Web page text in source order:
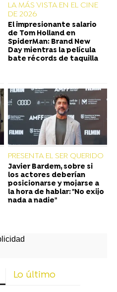
LA MÁS VISTA EN EL CINE
DE 2026
El impresionante salario
de Tom Holland en
SpiderMan: Brand New
Day mientras la película
bate récords de taquilla
PRESENTA EL SER QUERIDO
Javier Bardem, sobre si
los actores deberían
posicionarse y mojarse a
la hora de hablar: "No exijo
nada a nadie"
Lo último